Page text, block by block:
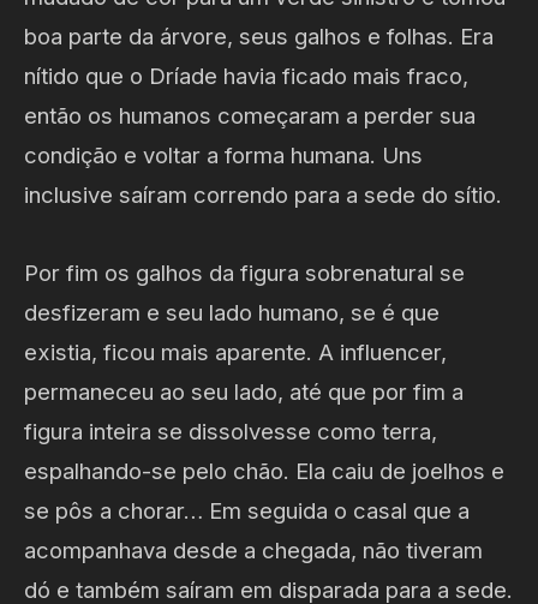
boa parte da árvore, seus galhos e folhas. Era
nítido que o Dríade havia ficado mais fraco,
então os humanos começaram a perder sua
condição e voltar a forma humana. Uns
inclusive saíram correndo para a sede do sítio.
Por fim os galhos da figura sobrenatural se
desfizeram e seu lado humano, se é que
existia, ficou mais aparente. A influencer,
permaneceu ao seu lado, até que por fim a
figura inteira se dissolvesse como terra,
espalhando-se pelo chão. Ela caiu de joelhos e
se pôs a chorar… Em seguida o casal que a
acompanhava desde a chegada, não tiveram
dó e também saíram em disparada para a sede.